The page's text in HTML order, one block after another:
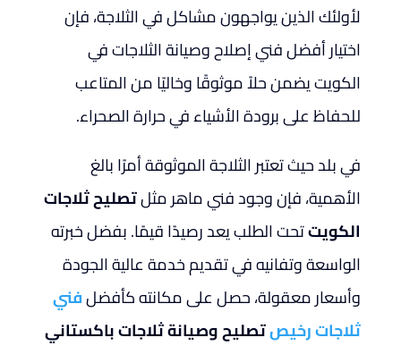
لأولئك الذين يواجهون مشاكل في الثلاجة، فإن
اختيار أفضل فني إصلاح وصيانة الثلاجات في
الكويت يضمن حلاً موثوقًا وخاليًا من المتاعب
للحفاظ على برودة الأشياء في حرارة الصحراء.
في بلد حيث تعتبر الثلاجة الموثوقة أمرًا بالغ
الأهمية، فإن وجود فني ماهر مثلتصليح ثلاجات
الكويتتحت الطلب يعد رصيدًا قيمًا. بفضل خبرته
الواسعة وتفانيه في تقديم خدمة عالية الجودة
وأسعار معقولة، حصل على مكانته كأفضلفني
ثلاجات رخيصتصليح وصيانة ثلاجات باكستاني